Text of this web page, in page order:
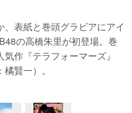
表紙と巻頭グラビアにアイ
の高橋朱里が初登場。巻
作『テラフォーマーズ』
賢一）。